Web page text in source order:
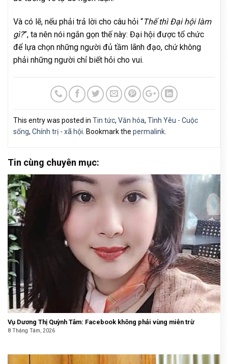
Và có lẽ, nếu phải trả lời cho câu hỏi “Thế thì Đại hội làm
gì?”, ta nên nói ngắn gọn thế này: Đại hội được tổ chức
để lựa chọn những người đủ tầm lãnh đạo, chứ không
phải những người chỉ biết hỏi cho vui.
This entry was posted in Tin tức, Văn hóa, Tình Yêu - Cuộc
sống, Chính trị - xã hội . Bookmark the permalink
Tin cùng chuyên mục:
Vụ Dương Thị Quỳnh Tâm: Facebook không phải vùng miễn trừ
8 Tháng Tám, 2026